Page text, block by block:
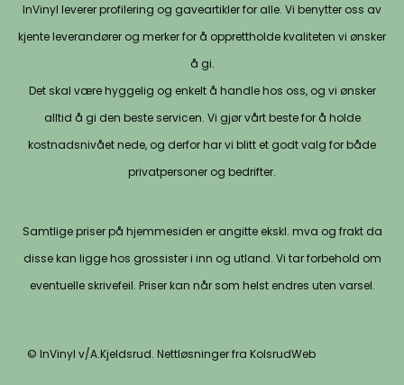
InVinyl leverer profilering og gaveartikler for alle. Vi benytter oss av
kjente leverandører og merker for å opprettholde kvaliteten vi ønsker
å gi.
Det skal være hyggelig og enkelt å handle hos oss, og vi ønsker
alltid å gi den beste servicen. Vi gjør vårt beste for å holde
kostnadsnivået nede, og derfor har vi blitt et godt valg for både
privatpersoner og bedrifter.
Samtlige priser på hjemmesiden er angitte ekskl. mva og frakt da
disse kan ligge hos grossister i inn og utland. Vi tar forbehold om
eventuelle skrivefeil. Priser kan når som helst endres uten varsel.
© InVinyl v/A.Kjeldsrud. Nettløsninger fra KolsrudWeb